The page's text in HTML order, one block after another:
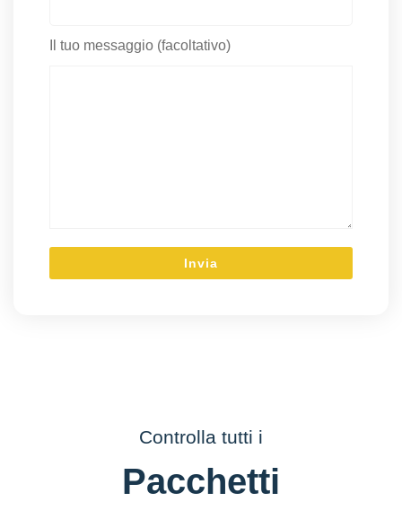
Il tuo messaggio (facoltativo)
Controlla tutti i
Pacchetti